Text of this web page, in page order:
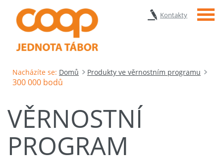
Kontakty Menu
Nacházíte se: Domů Produkty ve věrnostním programu
300 000 bodů
VĚRNOSTNÍ
PROGRAM